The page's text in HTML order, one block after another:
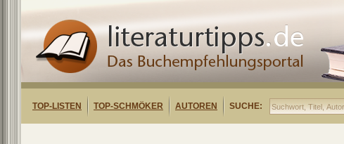
TOP-LISTEN TOP-SCHMÖKER AUTOREN SUCHE: